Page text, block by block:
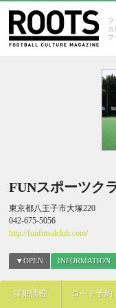
フ
カ
フ
FUNスポーツク
東京都八王子市大塚220
042-675-5056
http://funfutsalclub.com/
▼OPEN INFORMATION
詳細情報 コート予約